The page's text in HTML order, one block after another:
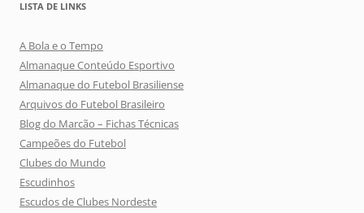
LISTA DE LINKS
A Bola e o Tempo
Almanaque Conteúdo Esportivo
Almanaque do Futebol Brasiliense
Arquivos do Futebol Brasileiro
Blog do Marcão – Fichas Técnicas
Campeões do Futebol
Clubes do Mundo
Escudinhos
Escudos de Clubes Nordeste